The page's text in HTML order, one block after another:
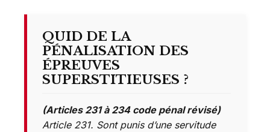
QUID DE LA
PÉNALISATION DES
ÉPREUVES
SUPERSTITIEUSES ?
(Articles 231 à 234 code pénal révisé)
Article 231. Sont punis d’une servitude